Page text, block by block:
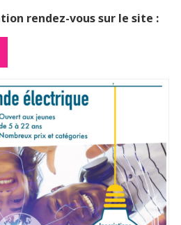
rendez-vous sur le site :